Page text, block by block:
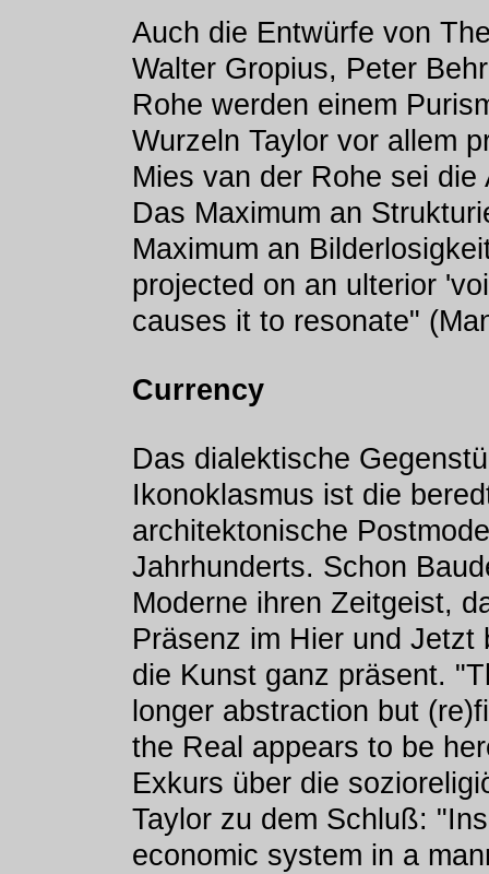
Auch die Entwürfe von
Walter Gropius, Peter
Rohe werden einem
Wurzeln Taylor vor allem
Mies van der Rohe sei
Das Maximum an
Maximum an
projected on an ulterior
causes it to resonate"
Currency
Das dialektische
Ikonoklasmus ist die
architektonische
Jahrhunderts. Schon
Moderne ihren Zeitgeist,
Präsenz im Hier und Jetzt
die Kunst ganz präsent.
longer abstraction but
the Real appears to be
Exkurs über die
Taylor zu dem Schluß:
economic system in a